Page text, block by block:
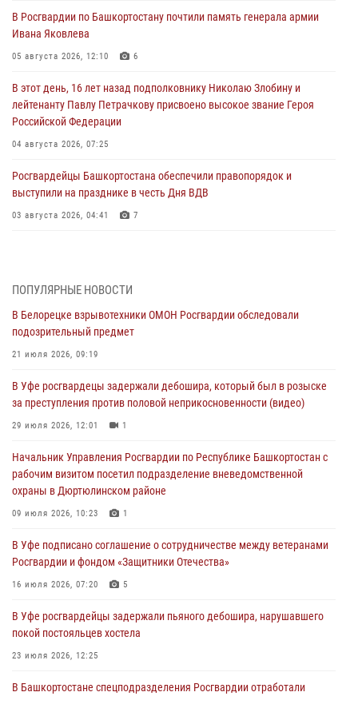
В Росгвардии по Башкортостану почтили память генерала армии
Ивана Яковлева
05 августа 2026, 12:10 6
В этот день, 16 лет назад подполковнику Николаю Злобину и
лейтенанту Павлу Петрачкову присвоено высокое звание Героя
Российской Федерации
04 августа 2026, 07:25
Росгвардейцы Башкортостана обеспечили правопорядок и
выступили на празднике в честь Дня ВДВ
03 августа 2026, 04:41 7
03 августа 2026, 04:30 8
В Башкирии росгвардейцы провели волейбольный турнир на
открытом воздухе
03 августа 2026, 04:29
В Уфе росгвардейцы по горячим следам задержали
подозреваемого в открытом хищении из аптеки (видео)
03 августа 2026, 04:15
Начальник отделения учёта и комплектования Росгвардии
Башкортостана ответил на вопросы граждан
30 июля 2026, 12:54
за преступления против половой неприкосновенности (видео)
29 июля 2026, 12:01
ПОПУЛЯРНЫЕ НОВОСТИ
В Белорецке взрывотехники ОМОН Росгвардии обследовали
подозрительный предмет
21 июля 2026, 09:19
В Уфе росгвардецы задержали дебошира, который был в розыске
за преступления против половой неприкосновенности (видео)
29 июля 2026, 12:01 1
Начальник Управления Росгвардии по Республике Башкортостан с
рабочим визитом посетил подразделение вневедомственной
охраны в Дюртюлинском районе
09 июля 2026, 10:23 1
В Уфе подписано соглашение о сотрудничестве между ветеранами
Росгвардии и фондом «Защитники Отечества»
16 июля 2026, 07:20 5
В Уфе росгвардейцы задержали пьяного дебошира, нарушавшего
покой постояльцев хостела
23 июля 2026, 12:25
В Башкортостане спецподразделения Росгвардии отработали